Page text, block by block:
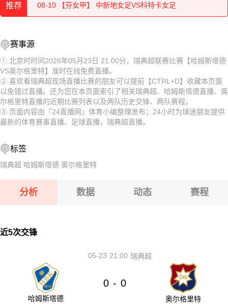
推荐 08-10 【芬女甲】 中新地女足VS科特卡女足
08-10 【乌克超】 利沃夫喀尔巴阡VSLNZ切尔卡瑟
08-10 【白俄甲】 奥尔沙VS莫洛迪兹诺
08-10 【白俄甲】 沃尔纳平斯克VS明斯克大学X实验室
08-10 【芬女甲】 中新地女足VS科特卡女足
08-10 【亚美甲】 乌拉尔图B队VS诺亚B队
08-10 【秘女联】 梅尔加女足VS伊鲁坎女足
08-10 【白俄甲】 沃尔纳平斯克VS明斯克大学X实验室
赛事源
①.北京时时间2026年05月23日 21:00分，瑞典超联赛比赛【哈姆斯塔德
VS奥尔格里特】准时在线免费直播。
②.喜欢看瑞典超现场直播比赛的朋友可以提前【CTRL+D】收藏本页面
以免错过直播。还为您在本页面索引了相关瑞典超、哈姆斯塔德直播、奥
尔格里特直播的近期比赛列表以及两队历史交锋、两队赛程。
③.页面内容由『24直播网』体育小编整理发布；24小时为球迷朋友提供
最新的体育赛事直播、足球直播，瑞典超直播。
标签
瑞典超 哈姆斯塔德 奥尔格里特
分析 数据 动态 赛程
近5次交锋
21:00
05-23 瑞典超
哈姆斯塔德
0 - 0
奥尔格里特